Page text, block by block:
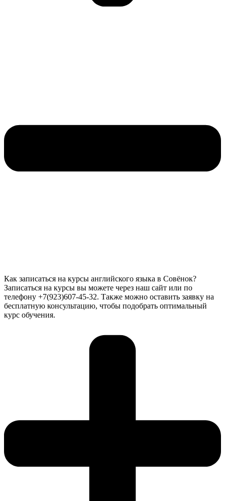
Как записаться на курсы английского языка в Совёнок?
Записаться на курсы вы можете через наш сайт или по
телефону +7(923)607-45-32. Также можно оставить заявку на
бесплатную консультацию, чтобы подобрать оптимальный
курс обучения.